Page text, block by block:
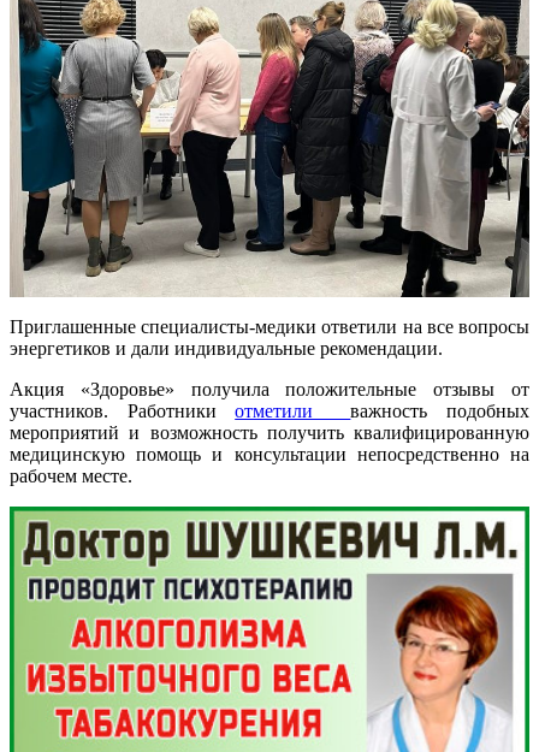
Приглашенные специалисты-медики ответили на все вопросы
энергетиков и дали индивидуальные рекомендации.
Акция «Здоровье» получила положительные отзывы от
участников. Работникиотметиливажность подобных
мероприятий и возможность получить квалифицированную
медицинскую помощь и консультации непосредственно на
рабочем месте.